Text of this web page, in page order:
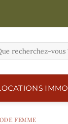
IMMO
FEMME